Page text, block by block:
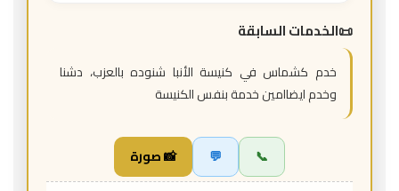
الخدمات السابقة
خدم كشماس في كنيسة الأنبا شنوده بالعزب، دشنا
وخدم ايضاامين خدمة بنفس الكنيسة
📞
💬 📸 صورة